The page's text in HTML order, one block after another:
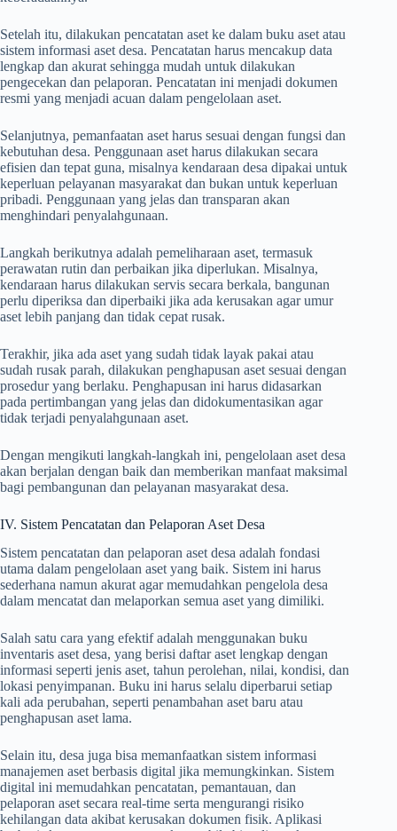
Setelah itu, dilakukan pencatatan aset ke dalam buku aset atau
sistem informasi aset desa. Pencatatan harus mencakup data
lengkap dan akurat sehingga mudah untuk dilakukan
pengecekan dan pelaporan. Pencatatan ini menjadi dokumen
resmi yang menjadi acuan dalam pengelolaan aset.
Selanjutnya, pemanfaatan aset harus sesuai dengan fungsi dan
kebutuhan desa. Penggunaan aset harus dilakukan secara
efisien dan tepat guna, misalnya kendaraan desa dipakai untuk
keperluan pelayanan masyarakat dan bukan untuk keperluan
pribadi. Penggunaan yang jelas dan transparan akan
menghindari penyalahgunaan.
Langkah berikutnya adalah pemeliharaan aset, termasuk
perawatan rutin dan perbaikan jika diperlukan. Misalnya,
kendaraan harus dilakukan servis secara berkala, bangunan
perlu diperiksa dan diperbaiki jika ada kerusakan agar umur
aset lebih panjang dan tidak cepat rusak.
Terakhir, jika ada aset yang sudah tidak layak pakai atau
sudah rusak parah, dilakukan penghapusan aset sesuai dengan
prosedur yang berlaku. Penghapusan ini harus didasarkan
pada pertimbangan yang jelas dan didokumentasikan agar
tidak terjadi penyalahgunaan aset.
Dengan mengikuti langkah-langkah ini, pengelolaan aset desa
akan berjalan dengan baik dan memberikan manfaat maksimal
bagi pembangunan dan pelayanan masyarakat desa.
IV. Sistem Pencatatan dan Pelaporan Aset Desa
Sistem pencatatan dan pelaporan aset desa adalah fondasi
utama dalam pengelolaan aset yang baik. Sistem ini harus
sederhana namun akurat agar memudahkan pengelola desa
dalam mencatat dan melaporkan semua aset yang dimiliki.
Salah satu cara yang efektif adalah menggunakan buku
inventaris aset desa, yang berisi daftar aset lengkap dengan
informasi seperti jenis aset, tahun perolehan, nilai, kondisi, dan
lokasi penyimpanan. Buku ini harus selalu diperbarui setiap
kali ada perubahan, seperti penambahan aset baru atau
penghapusan aset lama.
Selain itu, desa juga bisa memanfaatkan sistem informasi
manajemen aset berbasis digital jika memungkinkan. Sistem
digital ini memudahkan pencatatan, pemantauan, dan
pelaporan aset secara real-time serta mengurangi risiko
kehilangan data akibat kerusakan dokumen fisik. Aplikasi